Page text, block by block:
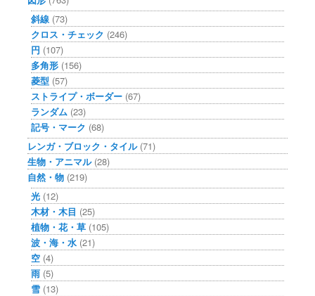
斜線 (73)
クロス・チェック (246)
円 (107)
多角形 (156)
菱型 (57)
ストライプ・ボーダー (67)
ランダム (23)
記号・マーク (68)
レンガ・ブロック・タイル(71)
生物・アニマル(28)
自然・物 (219)
光 (12)
木材・木目 (25)
植物・花・草 (105)
波・海・水 (21)
空 (4)
雨 (5)
雪 (13)